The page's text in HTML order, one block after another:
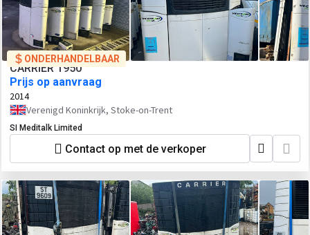
ONDERHANDELBAAR
CARRIER 1950
Prijs op aanvraag
2014
Verenigd Koninkrijk, Stoke-on-Trent
SI Meditalk Limited
Contact op met de verkoper